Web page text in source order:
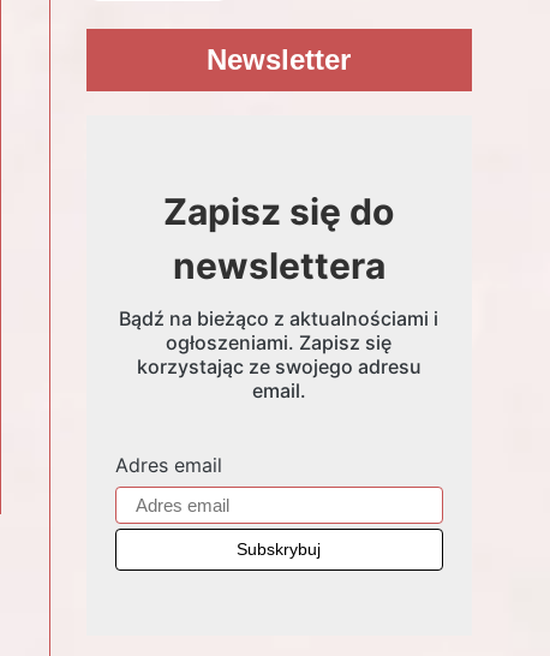
Newsletter
Zapisz się do
newslettera
Bądź na bieżąco z aktualnościami i
ogłoszeniami. Zapisz się
korzystając ze swojego adresu
email.
Adres email